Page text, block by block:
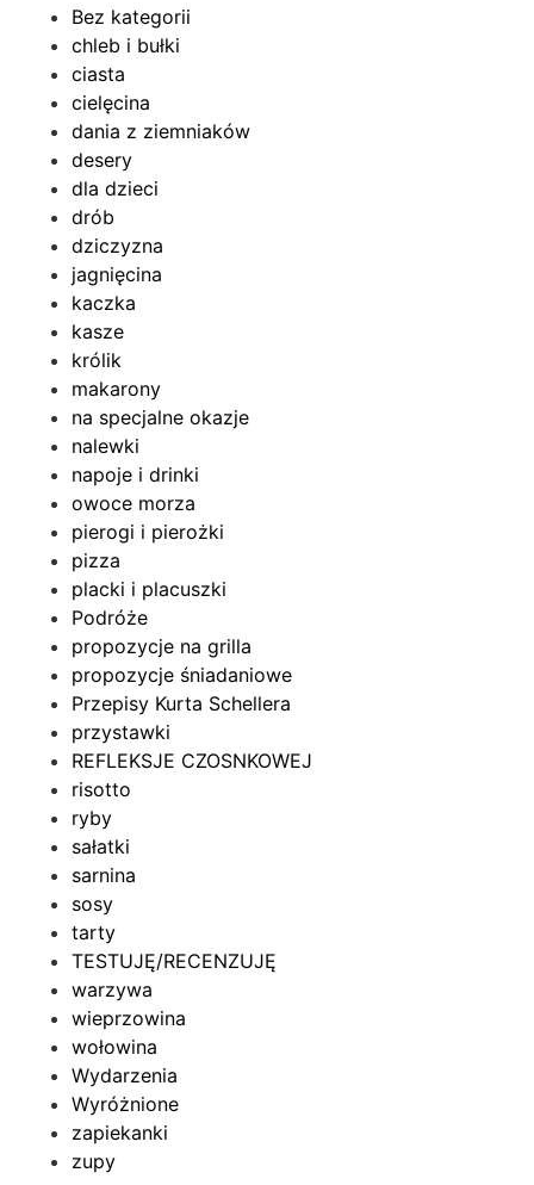
Bez kategorii
chleb i bułki
ciasta
cielęcina
dania z ziemniaków
desery
dla dzieci
drób
dziczyzna
jagnięcina
kaczka
kasze
królik
makarony
na specjalne okazje
nalewki
napoje i drinki
owoce morza
pierogi i pierożki
pizza
placki i placuszki
Podróże
propozycje na grilla
propozycje śniadaniowe
Przepisy Kurta Schellera
przystawki
REFLEKSJE CZOSNKOWEJ
risotto
ryby
sałatki
sarnina
sosy
tarty
TESTUJĘ/RECENZUJĘ
warzywa
wieprzowina
wołowina
Wydarzenia
Wyróżnione
zapiekanki
zupy